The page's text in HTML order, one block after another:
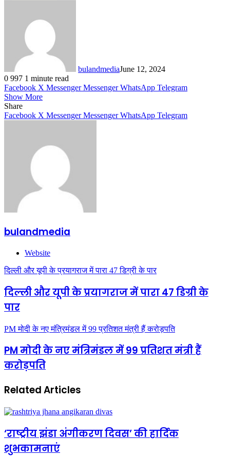
bulandmediaJune 12, 2024
0 997 1 minute read
Facebook X Messenger Messenger WhatsApp Telegram
Show More
Share
Facebook X Messenger Messenger WhatsApp Telegram
bulandmedia
Website
दिल्ली और यूपी के प्रयागराज में पारा 47 डिग्री के पार
दिल्ली और यूपी के प्रयागराज में पारा 47 डिग्री के
पार
PM मोदी के नए मंत्रिमंडल में 99 प्रतिशत मंत्री हैं करोड़पति
PM मोदी के नए मंत्रिमंडल में 99 प्रतिशत मंत्री हैं
करोड़पति
Related Articles
‘राष्ट्रीय झंडा अंगीकरण दिवस’ की हार्दिक
शुभकामनाएं